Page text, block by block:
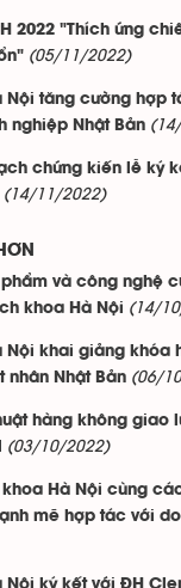
2022 "Thích ứng
(05/11/2022)
Nội tăng cường hợp
nghiệp Nhật Bản
chứng kiến lễ ký
(14/11/2022)
phẩm và công nghệ
khoa Hà Nội (14/
Nội khai giảng khóa
nhân Nhật Bản (06/
hàng không giao
(03/10/2022)
Hà Nội cùng
mẽ hợp tác với